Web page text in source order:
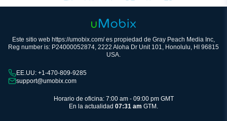
Este sitio web https://umobix.com/ es propiedad de Gray Peach Media Inc,
Reg number is: P24000052874, 2222 Aloha Dr Unit 101, Honolulu, HI 96815
USA.
EE.UU: +1-470-809-9285
support@umobix.com
Horario de oficina: 7:00 am - 09:00 pm GMT
En la actualidad 07:31 am GTM.